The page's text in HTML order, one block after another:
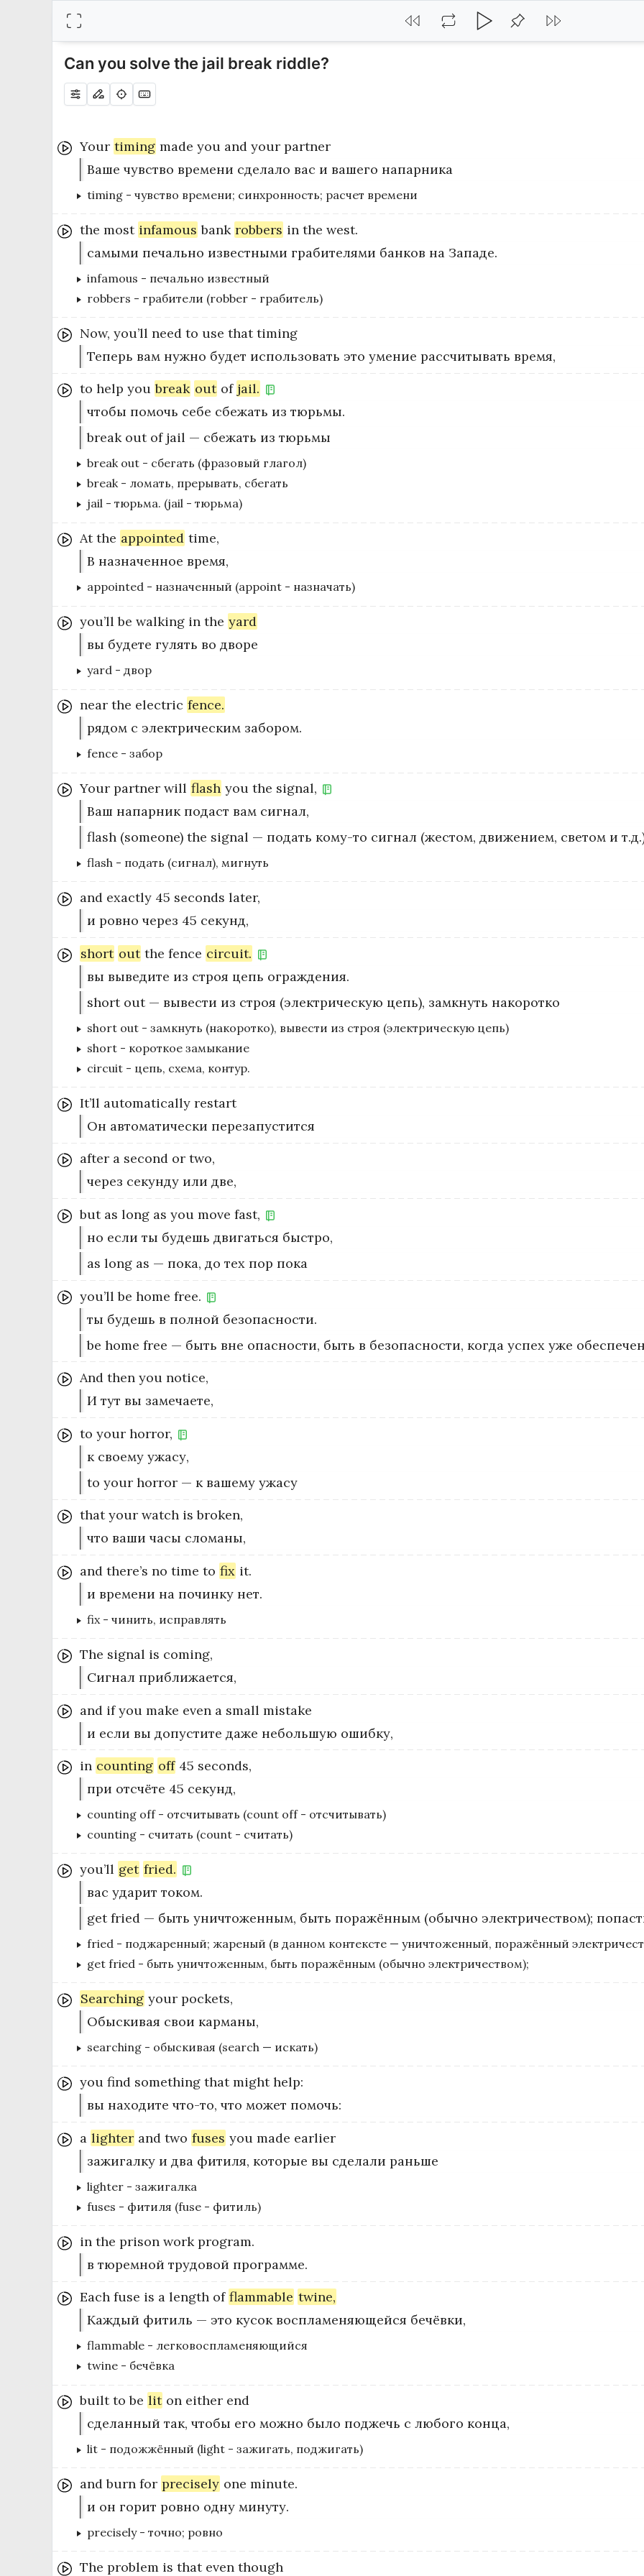
Can you solve the jail break riddle?
Your timing made you and your partner
Ваше чувство времени сделало вас и вашего напарника
timing - чувство времени; синхронность; расчет времени
the most infamous bank robbers in the west.
самыми печально известными грабителями банков на Западе.
infamous - печально известный
robbers - грабители (robber - грабитель)
Now, you’ll need to use that timing
Теперь вам нужно будет использовать это умение рассчитывать время,
to help you break out of jail.
чтобы помочь себе сбежать из тюрьмы.
break out of jail — сбежать из тюрьмы
break out - сбегать (фразовый глагол)
break - ломать, прерывать, сбегать
jail - тюрьма. (jail - тюрьма)
At the appointed time,
В назначенное время,
appointed - назначенный (appoint - назначать)
you’ll be walking in the yard
вы будете гулять во дворе
yard - двор
near the electric fence.
рядом с электрическим забором.
fence - забор
Your partner will flash you the signal,
Ваш напарник подаст вам сигнал,
flash (someone) the signal — подать кому-то сигнал (жестом, движением, светом и
flash - подать (сигнал), мигнуть
and exactly 45 seconds later,
и ровно через 45 секунд,
short out the fence circuit.
вы выведите из строя цепь ограждения.
short out — вывести из строя (электрическую цепь), замкнуть накоротко
short out - замкнуть (накоротко), вывести из строя (электрическую цепь)
short - короткое замыкание
circuit - цепь, схема, контур.
It’ll automatically restart
Он автоматически перезапустится
after a second or two,
через секунду или две,
but as long as you move fast,
но если ты будешь двигаться быстро,
as long as — пока, до тех пор пока
you’ll be home free.
ты будешь в полной безопасности.
be home free — быть вне опасности, быть в безопасности, когда успех уже
And then you notice,
И тут вы замечаете,
to your horror,
к своему ужасу,
to your horror — к вашему ужасу
that your watch is broken,
что ваши часы сломаны,
and there’s no time to fix it.
и времени на починку нет.
fix - чинить, исправлять
The signal is coming,
Сигнал приближается,
and if you make even a small mistake
и если вы допустите даже небольшую ошибку,
in counting off 45 seconds,
при отсчёте 45 секунд,
counting off - отсчитывать (count off - отсчитывать)
counting - считать (count - считать)
you’ll get fried.
вас ударит током.
get fried — быть уничтоженным, быть поражённым (обычно электричеством);
fried - поджаренный; жареный (в данном контексте — уничтоженный, поражённый
get fried - быть уничтоженным, быть поражённым (обычно электричеством);
Searching your pockets,
Обыскивая свои карманы,
searching - обыскивая (search — искать)
you find something that might help:
вы находите что-то, что может помочь:
a lighter and two fuses you made earlier
зажигалку и два фитиля, которые вы сделали раньше
lighter - зажигалка
fuses - фитиля (fuse - фитиль)
in the prison work program.
в тюремной трудовой программе.
Each fuse is a length of flammable twine,
Каждый фитиль — это кусок воспламеняющейся бечёвки,
flammable - легковоспламеняющийся
twine - бечёвка
built to be lit on either end
сделанный так, чтобы его можно было поджечь с любого конца,
lit - подожжённый (light - зажигать, поджигать)
and burn for precisely one minute.
и он горит ровно одну минуту.
precisely - точно; ровно
The problem is that even though